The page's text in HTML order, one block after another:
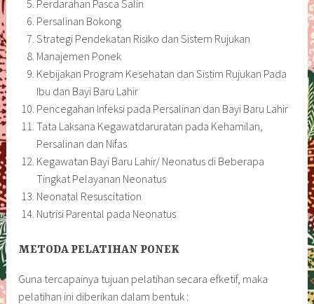
Perdarahan Pasca Salin
Persalinan Bokong
Strategi Pendekatan Risiko dan Sistem Rujukan
Manajemen Ponek
Kebijakan Program Kesehatan dan Sistim Rujukan Pada
Ibu dan Bayi Baru Lahir
Pencegahan Infeksi pada Persalinan dan Bayi Baru Lahir
Tata Laksana Kegawatdaruratan pada Kehamilan,
Persalinan dan Nifas
Kegawatan Bayi Baru Lahir/ Neonatus di Beberapa
Tingkat Pelayanan Neonatus
Neonatal Resuscitation
Nutrisi Parental pada Neonatus
METODA PELATIHAN PONEK
Guna tercapainya tujuan pelatihan secara efketif, maka
pelatihan ini diberikan dalam bentuk :